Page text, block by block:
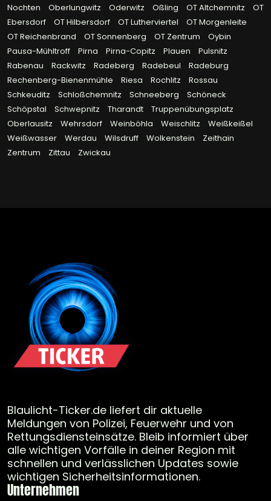
Nochten
Oberlungwitz Oderwitz Oßling OT Altchemnitz
OT
Ebersdorf
OT Hilbersdorf OT Lutherviertel
OT Morgenleite
OT Reichenbrand
OT Sonnenberg OT Zentrum
Oybin
Pausa-Mühltroff
Pirna Pirna-Copitz Plauen
Pulsnitz
Rabenau
Rackwitz Radeberg Radebeul
Radeburg
Rechenberg-Bienenmühle
Riesa Rochlitz
Rossau
Schkeuditz
Schloßchemnitz Schneeberg
Schöneck
Schöpstal
Schwepnitz Tharandt
Truppenübungsplatz
Oberlausitz
Wehrsdorf Weinböhla Weischlitz
Weißkeißel
Weißwasser
Werdau Wilsdruff Wolkenstein
Zeithain
Zentrum
Zittau Zwickau
Blaulicht-Ticker.de liefert dir aktuelle
Meldungen von Polizei, Feuerwehr und von
Rettungsdiensteinsätze. Bleib informiert über
alle wichtigen Vorfälle in deiner Region mit
schnellen und verlässlichen Updates sowie
wichtigen Sicherheitsinformationen.
Unternehmen